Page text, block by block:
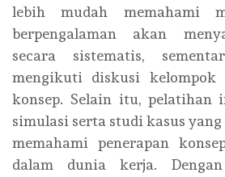
lebih mudah memahami
berpengalaman akan
secara sistematis,
mengikuti diskusi kelompok
konsep. Selain itu, pelatihan
simulasi serta studi kasus
memahami penerapan
dalam dunia kerja.